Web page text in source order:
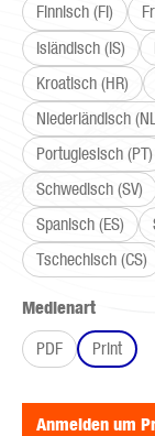
Finnisch (FI)
Isländisch (IS)
Kroatisch (HR)
Niederländisch
Portugiesisch (PT)
Schwedisch (SV)
Spanisch (ES)
Tschechisch (CS)
Medienart
PDF
Print
Anmelden um